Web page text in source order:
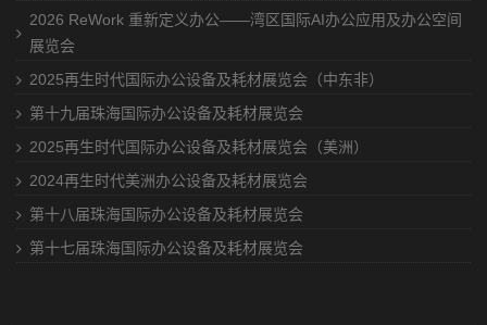
2026 ReWork 重新定义办公——湾区国际AI办公应用及办公空间
展览会
2025再生时代国际办公设备及耗材展览会（中东非）
第十九届珠海国际办公设备及耗材展览会
2025再生时代国际办公设备及耗材展览会（美洲）
2024再生时代美洲办公设备及耗材展览会
第十八届珠海国际办公设备及耗材展览会
第十七届珠海国际办公设备及耗材展览会